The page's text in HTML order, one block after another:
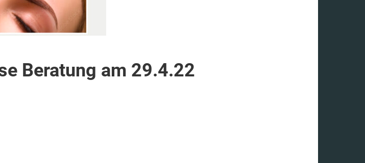
Beratung am 29.4.22